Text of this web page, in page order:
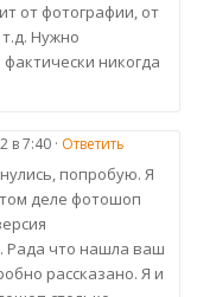
от фотографии, от
Нужно
никогда
в 7:40 · Ответить
попробую. Я
деле фотошоп
Рада что нашла ваш
рассказано. Я и